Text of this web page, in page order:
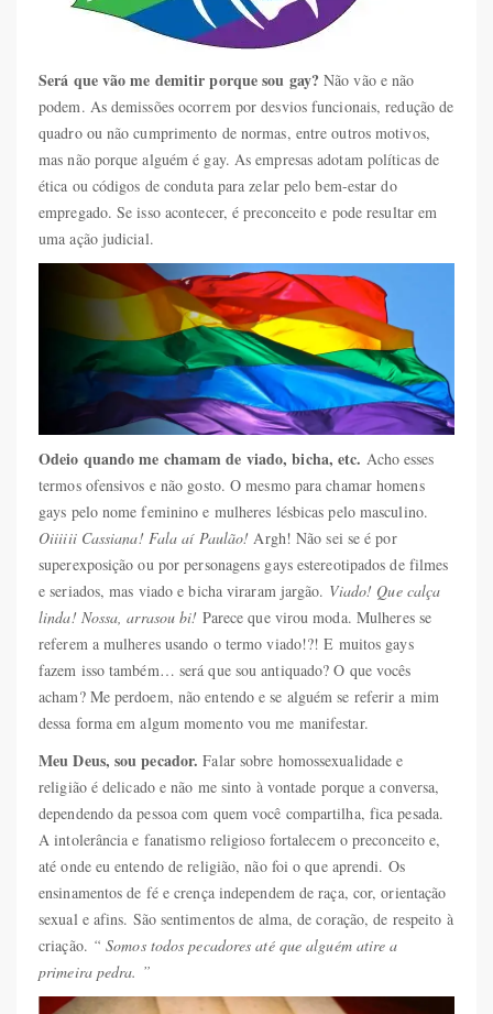
Será que vão me demitir porque sou gay? Não vão e não
podem. As demissões ocorrem por desvios funcionais, redução de
quadro ou não cumprimento de normas, entre outros motivos,
mas não porque alguém é gay. As empresas adotam políticas de
ética ou códigos de conduta para zelar pelo bem-estar do
empregado. Se isso acontecer, é preconceito e pode resultar em
uma ação judicial.
Odeio quando me chamam de viado, bicha, etc. Acho esses
termos ofensivos e não gosto. O mesmo para chamar homens
gays pelo nome feminino e mulheres lésbicas pelo masculino.
Oiiiiii Cassiana! Fala aí Paulão! Argh! Não sei se é por
superexposição ou por personagens gays estereotipados de filmes
e seriados, mas viado e bicha viraram jargão. Viado! Que calça
linda! Nossa, arrasou bi! Parece que virou moda. Mulheres se
referem a mulheres usando o termo viado!?! E muitos gays
fazem isso também… será que sou antiquado? O que vocês
acham? Me perdoem, não entendo e se alguém se referir a mim
dessa forma em algum momento vou me manifestar.
Meu Deus, sou pecador. Falar sobre homossexualidade e
religião é delicado e não me sinto à vontade porque a conversa,
dependendo da pessoa com quem você compartilha, fica pesada.
A intolerância e fanatismo religioso fortalecem o preconceito e,
até onde eu entendo de religião, não foi o que aprendi. Os
ensinamentos de fé e crença independem de raça, cor, orientação
sexual e afins. São sentimentos de alma, de coração, de respeito à
criação. “ Somos todos pecadores até que alguém atire a
primeira pedra. ”